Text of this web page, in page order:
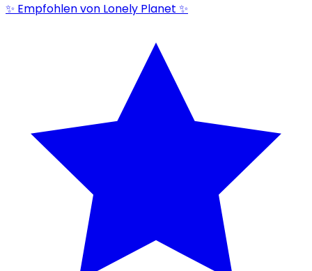
✨ Empfohlen von Lonely Planet ✨